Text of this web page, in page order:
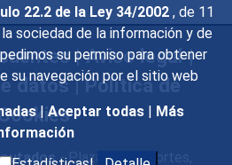
22.2 de la Ley 34/2002 , de 11
sociedad de la información y de
su permiso para obtener
su navegación por el sitio web
| Aceptar todas | Más
|Aviso legal|
datos|Política de
- Plaza de las Cortes,